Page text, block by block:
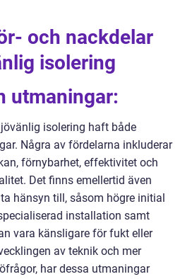
och nackdelar
isolering
utmaningar:
isolering haft både
Några av fördelarna inkluderar
förnybarhet, effektivitet och
Det finns emellertid även
hänsyn till, såsom högre initial
installation samt
vara känsligare för fukt eller
av teknik och mer
har dessa utmaningar